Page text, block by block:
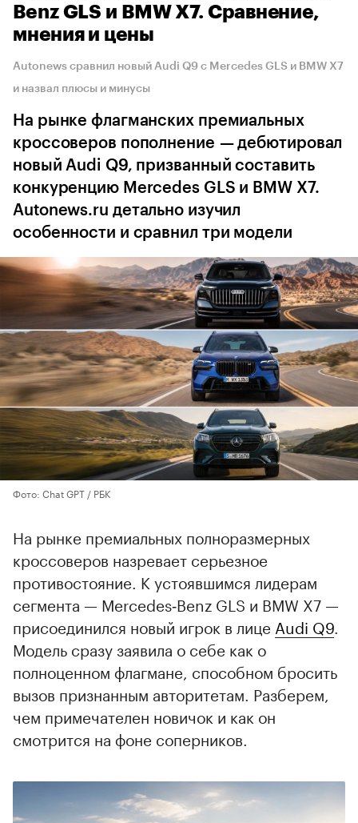
Benz GLS и BMW X7. Сравнение,
мнения и цены
Autonews сравнил новый Audi Q9 с Mercedes GLS и BMW X7
и назвал плюсы и минусы
На рынке флагманских премиальных
кроссоверов пополнение — дебютировал
новый Audi Q9, призванный составить
конкуренцию Mercedes GLS и BMW X7.
Autonews.ru детально изучил
особенности и сравнил три модели
Фото: Chat GPT / РБК
На рынке премиальных полноразмерных
кроссоверов назревает серьезное
противостояние. К устоявшимся лидерам
сегмента — Mercedes‑Benz GLS и BMW X7 —
присоединился новый игрок в лице Audi Q9.
Модель сразу заявила о себе как о
полноценном флагмане, способном бросить
вызов признанным авторитетам. Разберем,
чем примечателен новичок и как он
смотрится на фоне соперников.